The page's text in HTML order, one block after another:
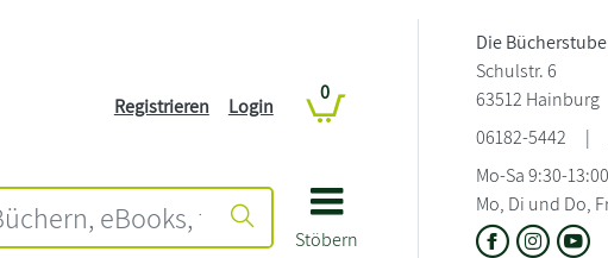
Stöbern
Registrieren Login
0
Die Bücherstube
Schulstr. 6
63512 Hainburg
06182-5442
|
Mo-Sa 9:30-
Mo, Di und Do,